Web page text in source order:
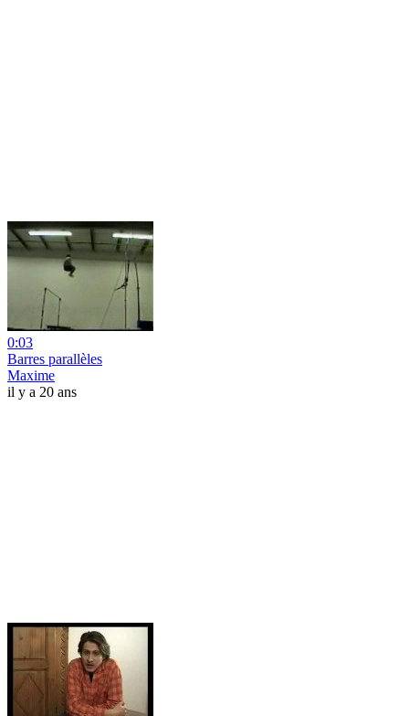
0:03
Barres parallèles
Maxime
il y a 20 ans